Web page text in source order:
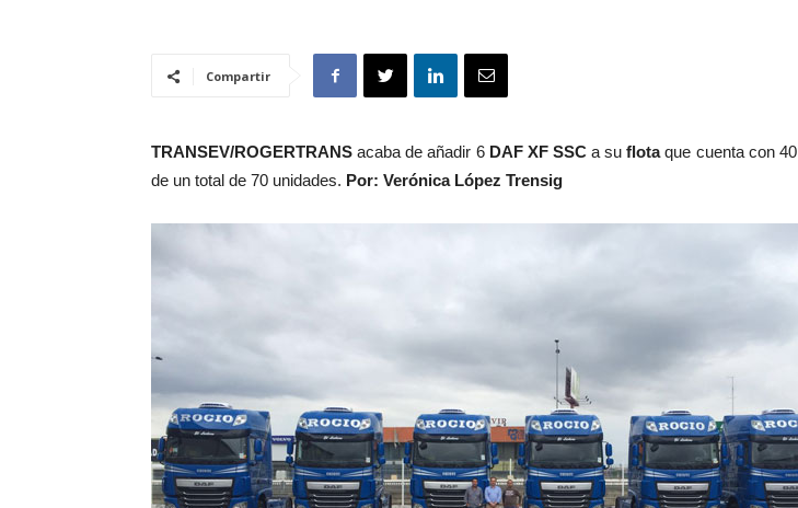
Compartir
TRANSEV/ROGERTRANS acaba de añadir 6 DAF XF SSCa suflotaque cuenta con 40
de un total de 70 unidades. Por: Verónica López Trensig